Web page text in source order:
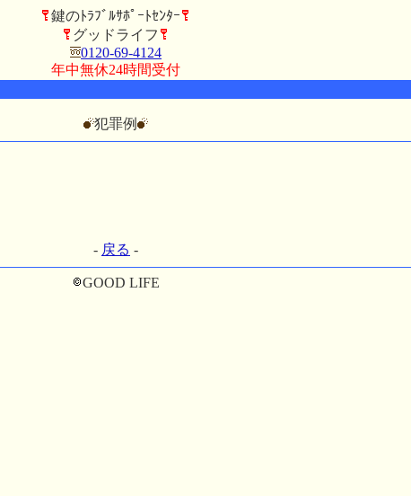
鍵のﾄﾗﾌﾞﾙｻﾎﾟｰﾄｾﾝﾀｰ
グッドライフ
0120-69-4124
年中無休24時間受付
犯罪例
- 戻る -
GOOD LIFE